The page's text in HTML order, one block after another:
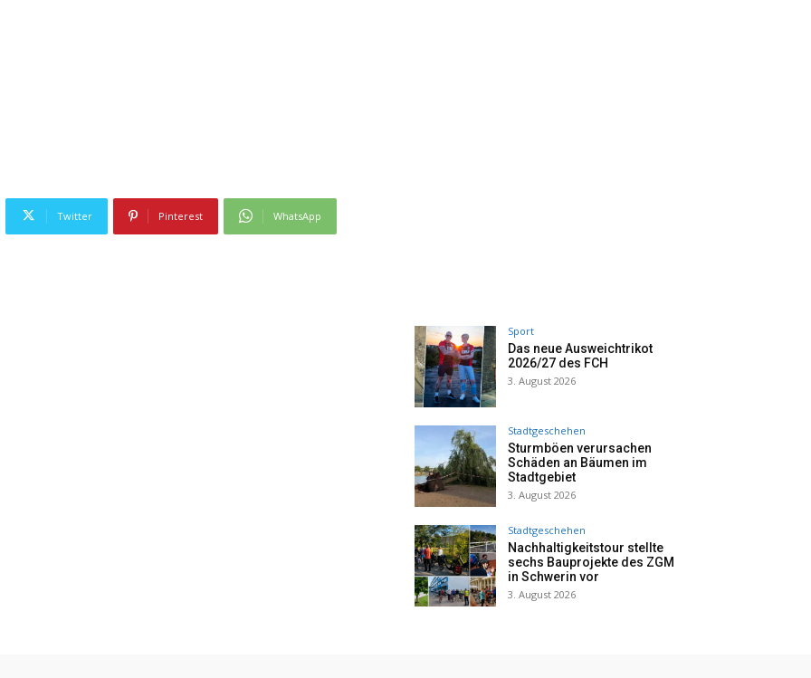
Twitter Pinterest WhatsApp
Sport
Das neue Ausweichtrikot
2026/27 des FCH
3. August 2026
Stadtgeschehen
Sturmböen verursachen
Schäden an Bäumen im
Stadtgebiet
3. August 2026
Stadtgeschehen
Nachhaltigkeitstour stellte
sechs Bauprojekte des ZGM
in Schwerin vor
3. August 2026